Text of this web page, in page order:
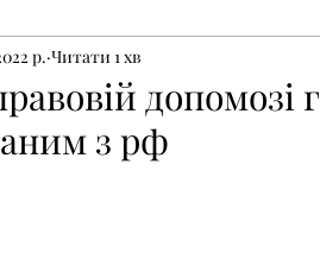
Новини
допомозі
з рф
р. Читати 1 хв